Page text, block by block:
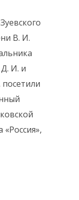
В. И.
И. и
посетили